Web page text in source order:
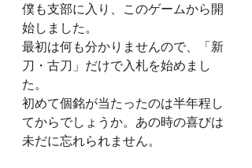
僕も支部に入り、このゲームから開
始しました。
最初は何も分かりませんので、「新
刀・古刀」だけで入札を始めまし
た。
初めて個銘が当たったのは半年程し
てからでしょうか。あの時の喜びは
未だに忘れられません。